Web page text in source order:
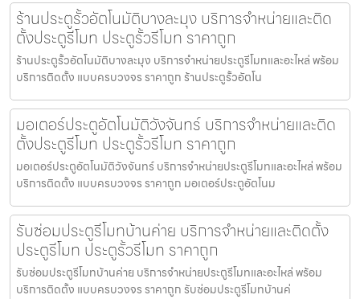
ร้านประตูรั้วอัตโนมัติบางละมุง บริการจำหน่ายและติด
ตั้งประตูรีโมท ประตูรั้วรีโมท ราคาถูก
ร้านประตูรั้วอัตโนมัติบางละมุง บริการจำหน่ายประตูรีโมทและอะไหล่ พร้อม
บริการติดตั้ง แบบครบวงจร ราคาถูก ร้านประตูรั้วอัตโน
มอเตอร์ประตูอัตโนมัติวังจันทร์ บริการจำหน่ายและติด
ตั้งประตูรีโมท ประตูรั้วรีโมท ราคาถูก
มอเตอร์ประตูอัตโนมัติวังจันทร์ บริการจำหน่ายประตูรีโมทและอะไหล่ พร้อม
บริการติดตั้ง แบบครบวงจร ราคาถูก มอเตอร์ประตูอัตโนม
รับซ่อมประตูรีโมทบ้านค่าย บริการจำหน่ายและติดตั้ง
ประตูรีโมท ประตูรั้วรีโมท ราคาถูก
รับซ่อมประตูรีโมทบ้านค่าย บริการจำหน่ายประตูรีโมทและอะไหล่ พร้อม
บริการติดตั้ง แบบครบวงจร ราคาถูก รับซ่อมประตูรีโมทบ้านค่